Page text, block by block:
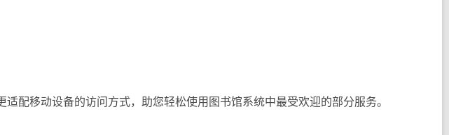
配移动设备的访问方式，助您轻松使用图书馆系统中最受欢迎的部分服务。